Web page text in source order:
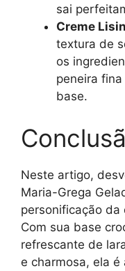
sai
Creme
textura de
os
peneira
base.
Neste artigo,
Maria-Grega
personificação
Com sua base
refrescante de
e charmosa, ela